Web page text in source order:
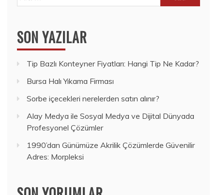
SON YAZILAR
Tip Bazlı Konteyner Fiyatları: Hangi Tip Ne Kadar?
Bursa Halı Yıkama Firması
Sorbe içecekleri nerelerden satın alınır?
Alay Medya ile Sosyal Medya ve Dijital Dünyada
Profesyonel Çözümler
1990’dan Günümüze Akrilik Çözümlerde Güvenilir
Adres: Morpleksi